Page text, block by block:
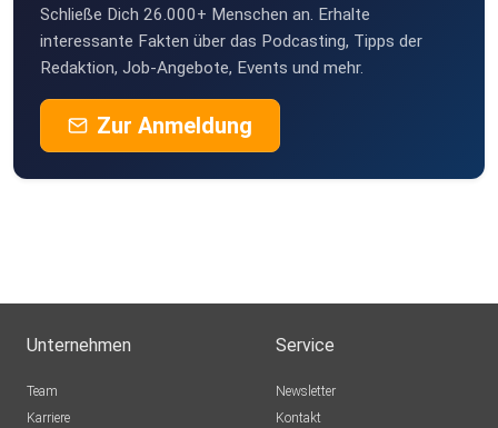
Schließe Dich 26.000+ Menschen an. Erhalte
interessante Fakten über das Podcasting, Tipps der
Redaktion, Job-Angebote, Events und mehr.
Zur Anmeldung
Unternehmen
Team
Karriere
Service
Newsletter
Kontakt